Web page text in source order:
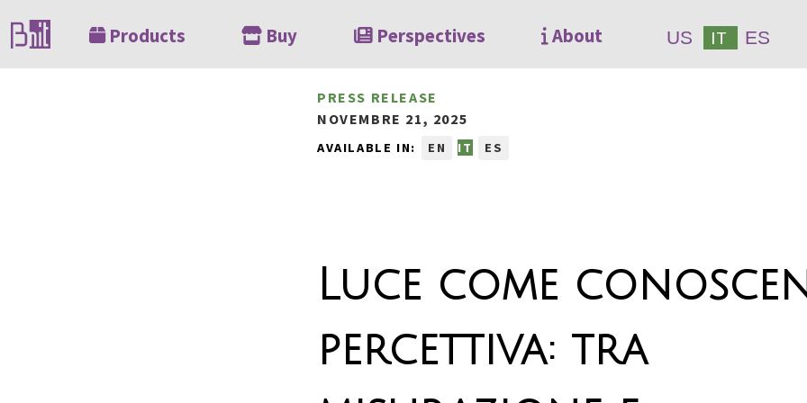
Products Buy Perspectives About US IT ES
PRESS RELEASE
NOVEMBRE 21, 2025
AVAILABLE IN: EN IT ES
Luce come
percettiva: tra